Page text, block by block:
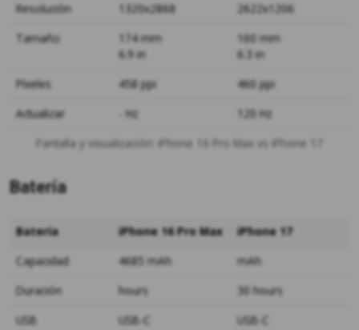
Pantalla y visualización: iPhone 16 Pro Max vs iPhone 17
Resolución 1320x2868
2622x1206
Tamaño
174 mm
6.9 in
160 mm
6.3 in
Píxeles
458 ppi
460 ppi
Actualizar
- Hz 120 Hz
Batería
Batería iPhone 16 Pro Max
iPhone 17
Capacidad
4685 mAh
mAh
Duración
hours
30 hours
USB
USB-C USB-C